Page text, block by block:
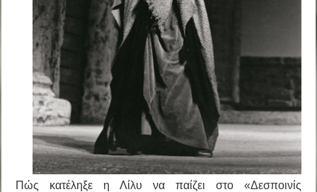
Πώς κατέληξε η Λίλυ να παίζει στο «Δεσποινίς